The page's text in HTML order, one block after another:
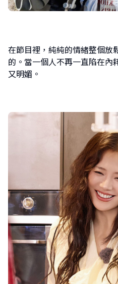
在節目裡，純純的情緒整個放
的。當一個人不再一直陷在內
又明媚。